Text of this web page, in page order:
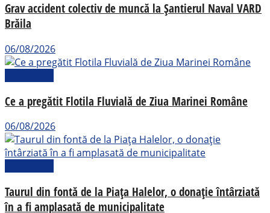
Grav accident colectiv de muncă la Șantierul Naval VARD
Brăila
06/08/2026
Ce a pregătit Flotila Fluvială de Ziua Marinei Române
06/08/2026
Taurul din fontă de la Piața Halelor, o donație întârziată
în a fi amplasată de municipalitate